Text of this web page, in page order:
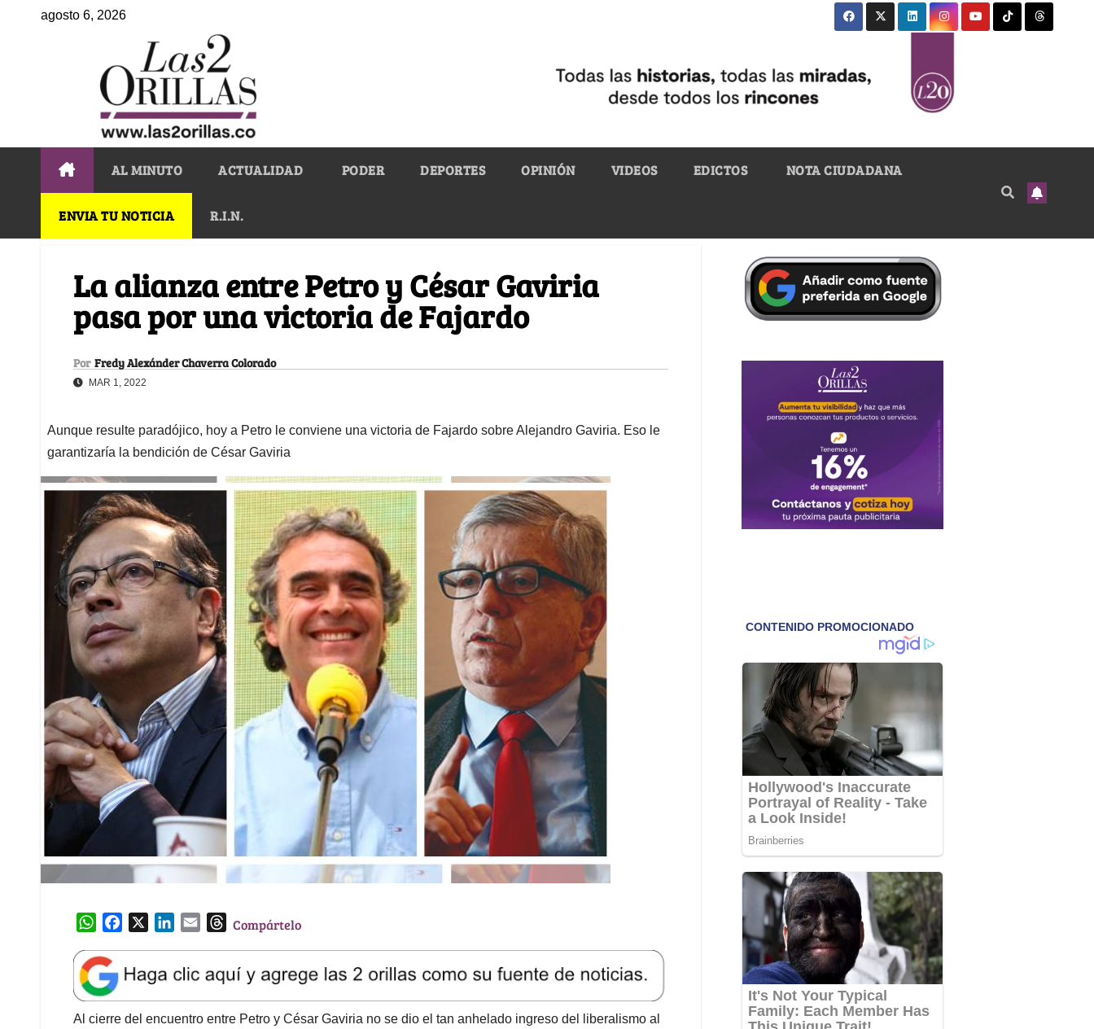
agosto 6, 2026
AL MINUTO ACTUALIDAD PODER DEPORTES OPINIÓN VIDEOS EDICTOS NOTA CIUDADANA
ENVIA TU NOTICIA R.I.N.
La alianza entre Petro y César Gaviria
pasa por una victoria de Fajardo
Por Fredy Alexánder Chaverra Colorado
MAR 1, 2022
Aunque resulte paradójico, hoy a Petro le conviene una victoria de Fajardo sobre Alejandro Gaviria. Eso le
garantizaría la bendición de César Gaviria
W
a
t
s
A
e
b
o
k
e
d
l
T
e
a
d
Compártelo
Al cierre del encuentro entre Petro y César Gaviria no se dio el tan anhelado ingreso del liberalismo al